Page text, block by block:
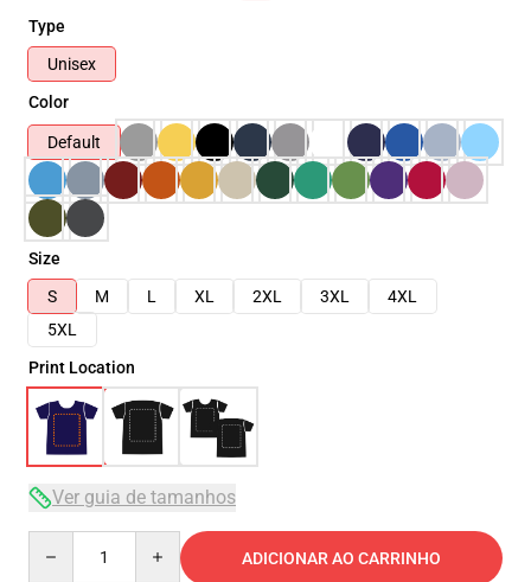
Type
Unisex
Color
Default
Size
S
M L XL 2XL 3XL
4XL
5XL
Print Location
Ver guia de tamanhos
ADICIONAR AO CARRINHO